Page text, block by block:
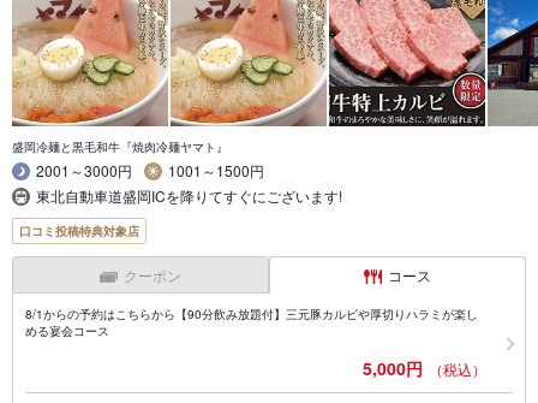
盛岡冷麺と黒毛和牛『焼肉冷麺ヤマト』
2001～3000円
1001～1500円
東北自動車道盛岡ICを降りてすぐにございます!
口コミ投稿特典対象店
クーポン コース
8/1からの予約はこちらから【90分飲み放題付】三元豚カルビや厚切りハラミが楽し
める宴会コース
5,000円 （税込）